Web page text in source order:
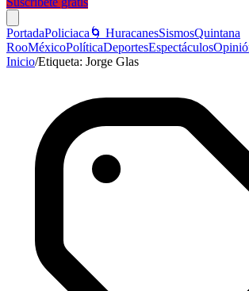
PortadaPoliciaca 🌀 HuracanesSismosQuintana
RooMéxicoPolíticaDeportesEspectáculos
Inicio/Etiqueta: Jorge Glas